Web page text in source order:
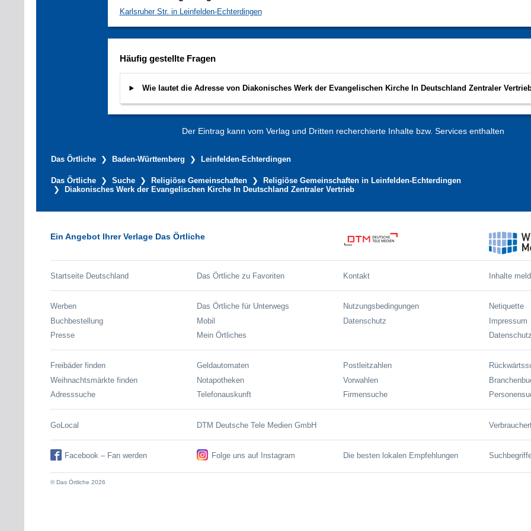
Karlsruher Str. in Leinfelden-Echterdingen
Häufig gestellte Fragen
Wie lautet die Adresse von Diakonisches Werk der Evangelischen Kirche In Deutschland Zentraler
Der Eintrag kann vom Verlag und Dritten recherchierte Inhalte bzw. Services enthalten
Das Örtliche Baden-Württemberg Leinfelden-Echterdingen
Das Örtliche Suche Religiöse Gemeinschaften
Religiöse Gemeinschaften in Leinfelden-Echterdingen
Diakonisches Werk der Evangelischen Kirche In Deutschland Zentraler Vertrieb
Ein Angebot Ihrer Verlage Das Örtliche
Startseite Deutschland Das Örtliche zu Favoriten Kontakt Inhalte
Werben
Buchbestellung
Presse
Das Örtliche für Unterwegs
Mobil
Mein Örtliches
Nutzungsbedingungen
Datenschutz
Netiquette
Impressum
Freibäder finden
Weihnachtsmärkte finden
Adresssuche
Geldautomaten
Notapotheken
Telefonauskunft
Postleitzahlen
Vorwahlen
Firmensuche
GoLocal DTM Deutsche Tele Medien GmbH
Facebook – Fan werden Folge uns auf Instagram Die besten lokalen Empfehlungen
© Das Örtliche 2026